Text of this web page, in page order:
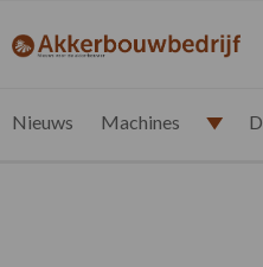
de
de
de
de
akkerbouwbedrijf.nl
Nieuws Machines